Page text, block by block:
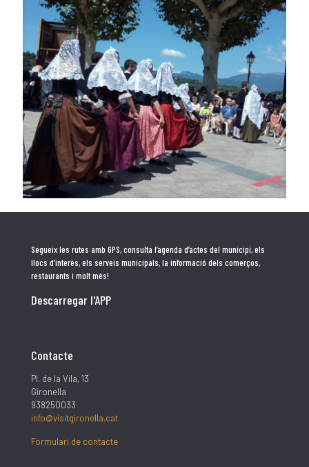
Segueix les rutes amb GPS, consulta l’agenda d’actes del municipi, els
llocs d’interès, els serveis municipals, la informació dels comerços,
restaurants i molt més!
Descarregar l'APP
Contacte
Pl. de la Vila, 13
Gironella
938250033
info@visitgironella.cat
Formulari de contacte